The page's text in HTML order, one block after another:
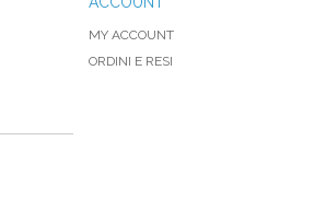
MY ACCOUNT
ORDINI E RESI